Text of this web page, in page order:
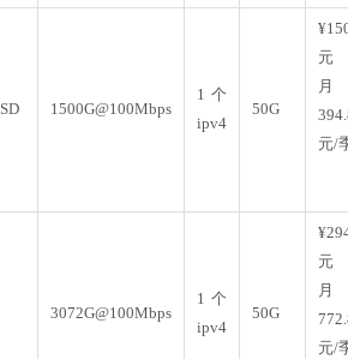
1500G@100Mbps
1个
ipv4
50G
月
元/
3072G@100Mbps
1个
ipv4
50G
月
元/